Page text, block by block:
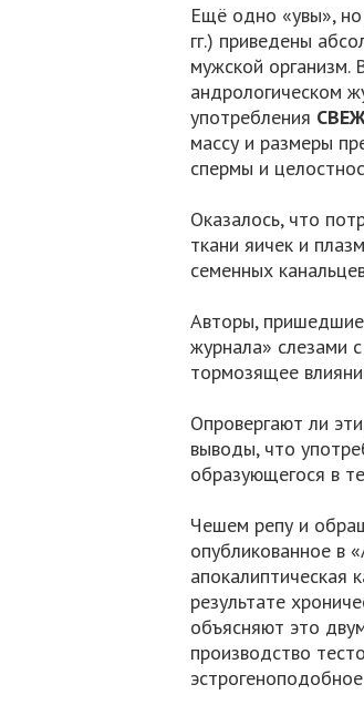
Ещё одно «увы»,
гг.) приведены
мужской организм.
андрологическом
употребления
массу и размеры
спермы и
Оказалось, что
ткани яичек и
семенных
Авторы, пришедшие
журнала» слезами
тормозящее
Опровергают ли
выводы, что
образующегося в
Чешем репу и
опубликованное в
апокалиптическая
результате
объясняют это
производство